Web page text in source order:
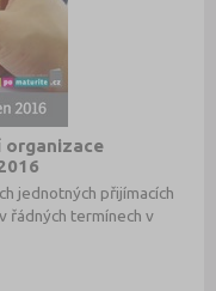
jednotných přijímacích
řádných termínech v